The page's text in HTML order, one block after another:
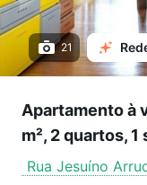
21
Apartamento à
m², 2 quartos, 1
Rua Jesuíno